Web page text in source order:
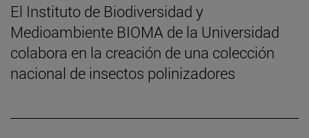
El Instituto de Biodiversidad y
Medioambiente BIOMA de la Universidad
colabora en la creación de una colección
nacional de insectos polinizadores